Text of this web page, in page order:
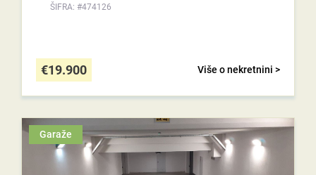
ŠIFRA: #474126
Više o nekretnini >
€19.900
Garaže